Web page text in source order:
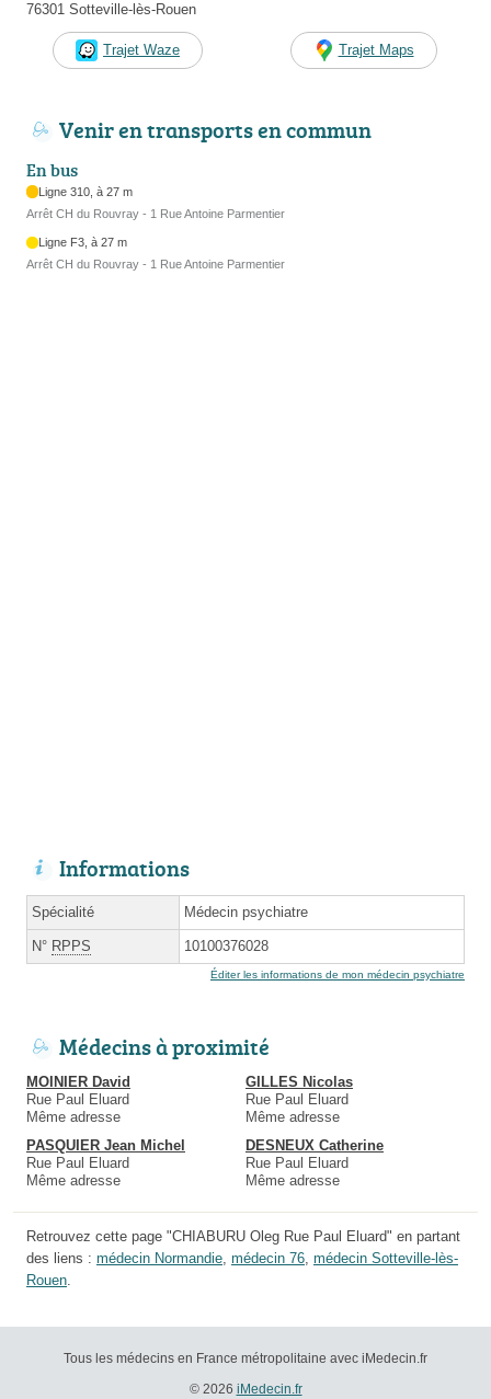
76301 Sotteville-lès-Rouen
Trajet Waze Trajet Maps
Venir en transports en commun
En bus
Ligne 310, à 27 m
Arrêt CH du Rouvray - 1 Rue Antoine Parmentier
Ligne F3, à 27 m
Arrêt CH du Rouvray - 1 Rue Antoine Parmentier
Informations
Spécialité Médecin psychiatre
N° RPPS 10100376028
Éditer les informations de mon médecin psychiatre
Médecins à proximité
MOINIER David
Rue Paul Eluard
Même adresse
GILLES Nicolas
Rue Paul Eluard
Même adresse
PASQUIER Jean Michel
Rue Paul Eluard
Même adresse
DESNEUX Catherine
Rue Paul Eluard
Même adresse
Retrouvez cette page "CHIABURU Oleg Rue Paul Eluard" en partant
des liens : médecin Normandie, médecin 76, médecin Sotteville-lès-
Rouen.
Tous les médecins en France métropolitaine avec iMedecin.fr
© 2026 iMedecin.fr